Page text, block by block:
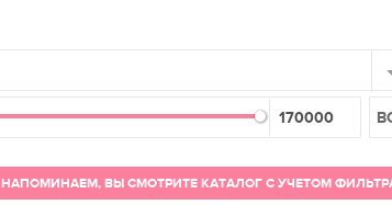
НАПОМИНАЕМ, ВЫ СМОТРИТЕ КАТАЛОГ С УЧЕТОМ